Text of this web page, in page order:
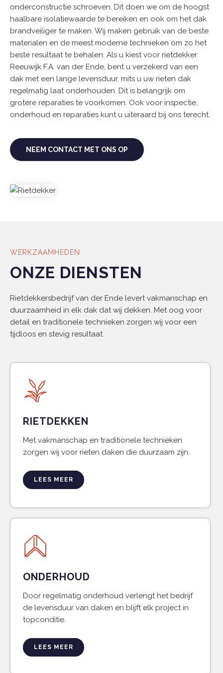
onderconstructie schroeven. Dit doen we om de hoogst
haalbare isolatiewaarde te bereiken en ook om het dak
brandveiliger te maken. Wij maken gebruik van de beste
materialen en de meest moderne technieken om zo het
beste resultaat te behalen. Als u kiest voor rietdekker
Reeuwijk F.A. van der Ende, bent u verzekerd van een
dak met een lange levensduur, mits u uw rieten dak
regelmatig laat onderhouden. Dit is belangrijk om
grotere reparaties te voorkomen. Ook voor inspectie,
onderhoud en reparaties kunt u uiteraard bij ons terecht.
NEEM CONTACT MET ONS OP
WERKZAAMHEDEN
ONZE DIENSTEN
Rietdekkersbedrijf van der Ende levert vakmanschap en
duurzaamheid in elk dak dat wij dekken. Met oog voor
detail en traditionele technieken zorgen wij voor een
tijdloos en stevig resultaat.
RIETDEKKEN
Met vakmanschap en traditionele technieken
zorgen wij voor rieten daken die duurzaam zijn.
LEES MEER
ONDERHOUD
Door regelmatig onderhoud verlengt het bedrijf
de levensduur van daken en blijft elk project in
topconditie.
LEES MEER